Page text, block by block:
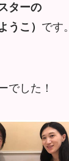
ターの
うこ） です。
でした！